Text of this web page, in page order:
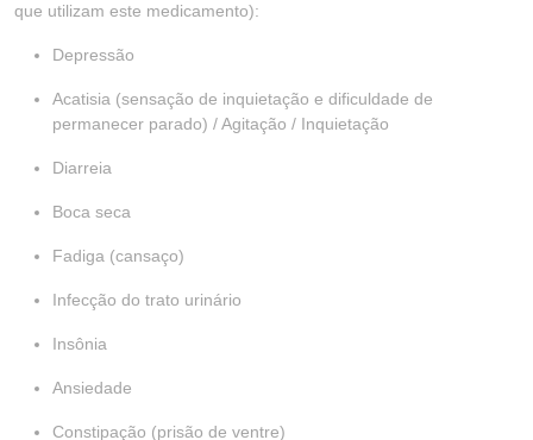
que utilizam este medicamento):
Depressão
Acatisia (sensação de inquietação e dificuldade de
permanecer parado) / Agitação / Inquietação
Diarreia
Boca seca
Fadiga (cansaço)
Infecção do trato urinário
Insônia
Ansiedade
Constipação (prisão de ventre)